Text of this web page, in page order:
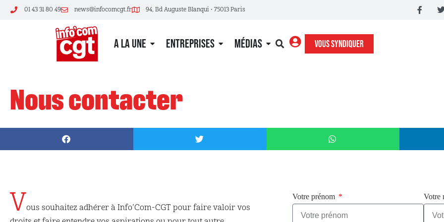
01 43 31 80 49 news@infocomcgt.fr 94, Bd Auguste Blanqui • 75013 Paris
A LA UNE ENTREPRISES MÉDIAS VOUS SYNDIQUER
Nous contacter
Vous souhaitez adhérer à Info’Com-CGT pour faire valoir vos
Votre prénom Votre